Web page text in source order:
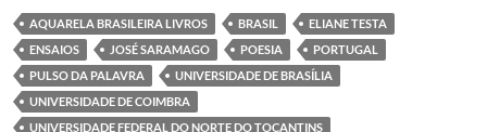
b
o
o
k
t
e
r
e
d
I
n
s
A
p
p
AQUARELA BRASILEIRA LIVROS BRASIL
ELIANE TESTA
ENSAIOS
JOSÉ SARAMAGO POESIA
PORTUGAL
PULSO DA PALAVRA
UNIVERSIDADE DE BRASÍLIA
UNIVERSIDADE DE COIMBRA
UNIVERSIDADE FEDERAL DO NORTE DO TOCANTINS